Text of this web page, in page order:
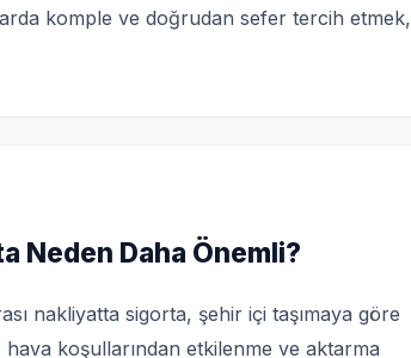
komple ve doğrudan sefer tercih etmek,
Neden Daha Önemli?
nakliyatta sigorta, şehir içi taşımaya göre
koşullarından etkilenme ve aktarma